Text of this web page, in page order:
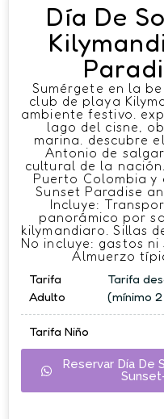
Día De
Sumérgete en la
club de playa
ambiente festivo.
lago del cisne,
marina. descubre
Antonio de
cultural de la
Puerto Colombia y
Sunset Paradise
Incluye:
panorámico por
kilymandiaro. Sillas
No incluye: gastos
Almuerzo
Tarifa
Adulto
Tarifa
(mínimo
Tarifa Niño
Reservar Día De